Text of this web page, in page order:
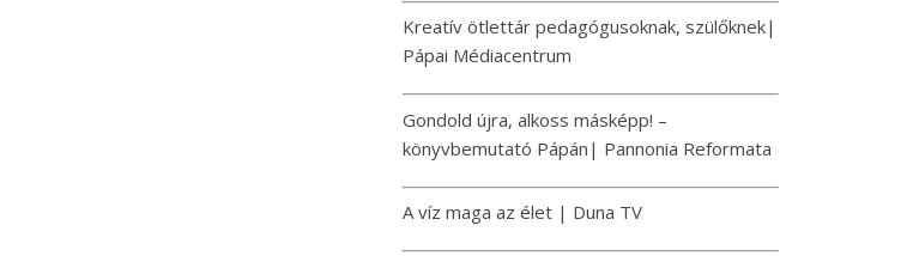
Kreatív ötlettár pedagógusoknak, szülőknek|
Pápai Médiacentrum
Gondold újra, alkoss másképp! –
könyvbemutató Pápán| Pannonia Reformata
A víz maga az élet | Duna TV